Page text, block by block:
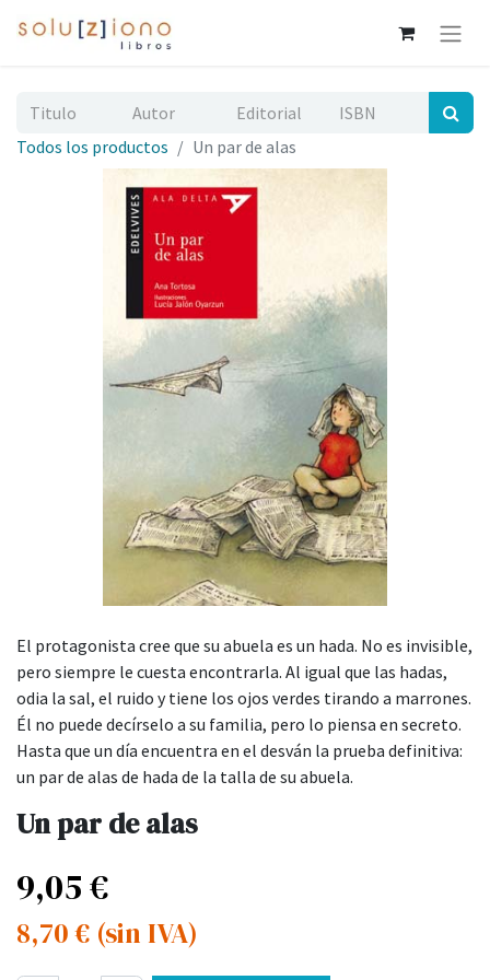
Todos los productos Un par de alas
El protagonista cree que su abuela es un hada. No es invisible,
pero siempre le cuesta encontrarla. Al igual que las hadas,
odia la sal, el ruido y tiene los ojos verdes tirando a marrones.
Él no puede decírselo a su familia, pero lo piensa en secreto.
Hasta que un día encuentra en el desván la prueba definitiva:
un par de alas de hada de la talla de su abuela.
Un par de alas
9,05€
8,70€ (sin IVA)